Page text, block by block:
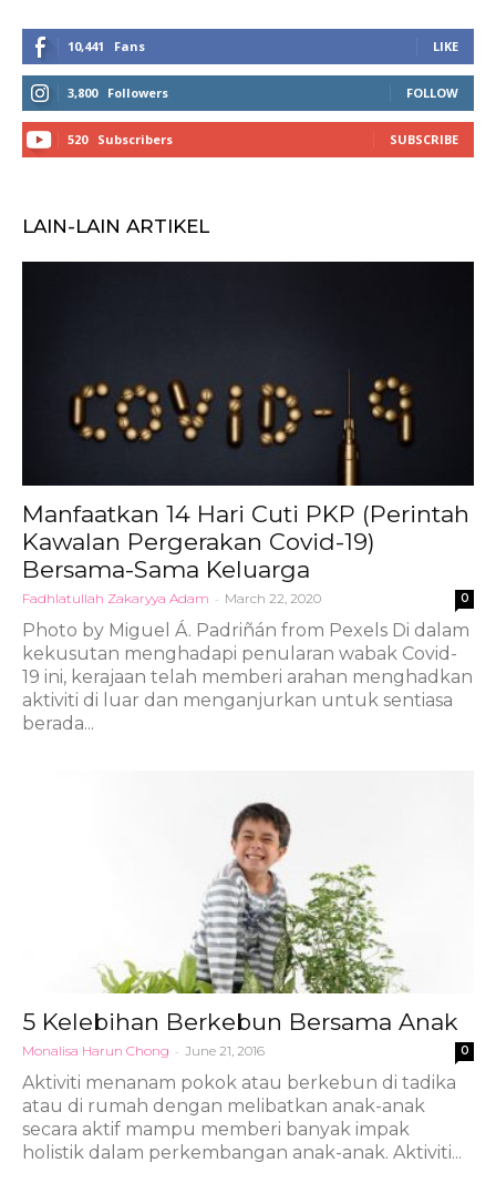
10,441 Fans LIKE
3,800 Followers FOLLOW
520 Subscribers SUBSCRIBE
LAIN-LAIN ARTIKEL
Manfaatkan 14 Hari Cuti PKP (Perintah
Kawalan Pergerakan Covid-19)
Bersama-Sama Keluarga
Fadhlatullah Zakaryya Adam - March 22, 2020 0
Photo by Miguel Á. Padriñán from Pexels Di dalam
kekusutan menghadapi penularan wabak Covid-
19 ini, kerajaan telah memberi arahan menghadkan
aktiviti di luar dan menganjurkan untuk sentiasa
berada...
5 Kelebihan Berkebun Bersama Anak
Monalisa Harun Chong - June 21, 2016 0
Aktiviti menanam pokok atau berkebun di tadika
atau di rumah dengan melibatkan anak-anak
secara aktif mampu memberi banyak impak
holistik dalam perkembangan anak-anak. Aktiviti...